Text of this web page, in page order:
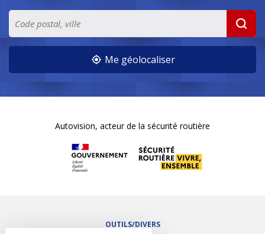
Me géolocaliser
Autovision, acteur de la sécurité routière
OUTILS/DIVERS